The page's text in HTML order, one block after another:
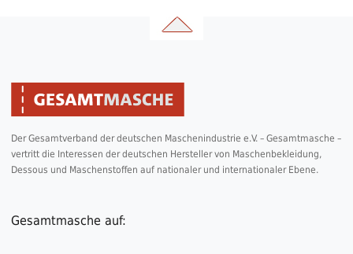
Der Gesamtverband der deutschen Maschenindustrie e.V. – Gesamtmasche –
vertritt die Interessen der deutschen Hersteller von Maschenbekleidung,
Dessous und Maschenstoffen auf nationaler und internationaler Ebene.
Gesamtmasche auf: